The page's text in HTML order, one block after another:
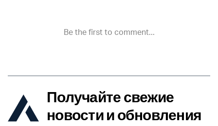
Получайте свежие
новости и обновления